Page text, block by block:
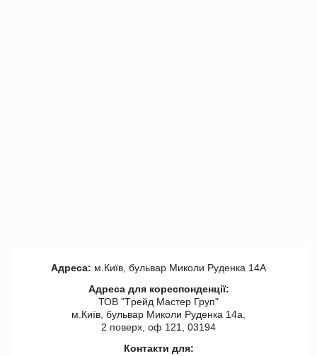
Адреса: м.Київ, бульвар Миколи Руденка 14А
Адреса для кореспонденції:
ТОВ "Tрейд Мастер Груп"
м.Київ, бульвар Миколи Руденка 14а,
2 поверх, оф 121, 03194
Контакти для: